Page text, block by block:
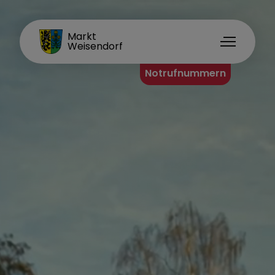
Markt
Weisendorf
FAMILIENORT
Notrufnummern